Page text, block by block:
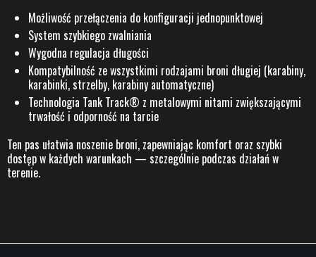
Możliwość przełączenia do konfiguracji jednopunktowej
System szybkiego zwalniania
Wygodna regulacja długości
Kompatybilność ze wszystkimi rodzajami broni długiej (karabiny,
karabinki, strzelby, karabiny automatyczne)
Technologia Tank Track® z metalowymi nitami zwiększającymi
trwałość i odporność na tarcie
Ten pas ułatwia noszenie broni, zapewniając komfort oraz szybki
dostęp w każdych warunkach — szczególnie podczas działań w
terenie.